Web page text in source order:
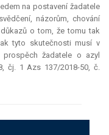
na postavení žadatele
názorům, chování
o tom, že tomu tak
tyto skutečnosti musí v
žadatele o azyl
čj. 1 Azs 137/2018-50, č.